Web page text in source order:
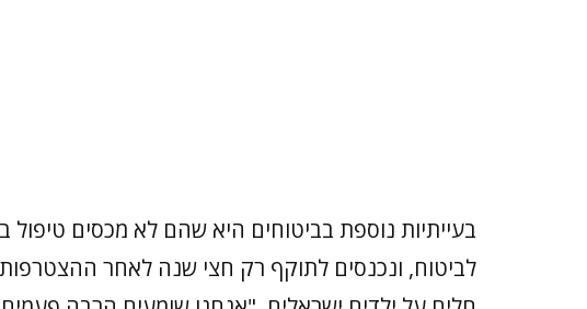
בעייתיות נוספת בביטוחים היא שהם לא מכסים
לביטוח, ונכנסים לתוקף רק חצי שנה לאחר